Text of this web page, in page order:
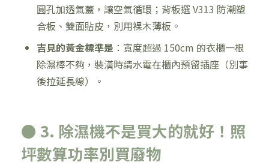
圓孔加透氣蓋，讓空氣循環；背板選 V313 防潮塑
合板、雙面貼皮，別用裸木薄板。
吉見的黃金標準是：寬度超過 150cm 的衣櫃一根
除濕棒不夠，裝潢時請水電在櫃內預留插座（別事
後拉延長線）。
● 3. 除濕機不是買大的就好！照
坪數算功率別買廢物